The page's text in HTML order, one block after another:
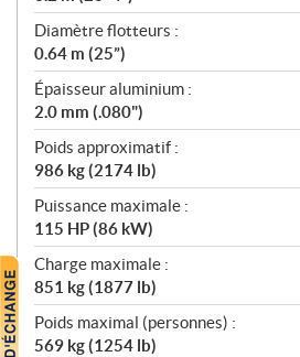
Diamètre flotteurs :
0.64 m (25”)
Épaisseur aluminium :
2.0 mm (.080")
Poids approximatif :
986 kg (2174 lb)
Puissance maximale :
115 HP (86 kW)
Charge maximale :
851 kg (1877 lb)
Poids maximal (personnes) :
569 kg (1254 lb)